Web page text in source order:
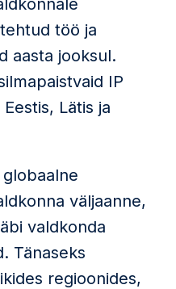
töö ja
aasta jooksul.
IP
Lätis ja
väljaanne,
valdkonda
Tänaseks
regioonides,